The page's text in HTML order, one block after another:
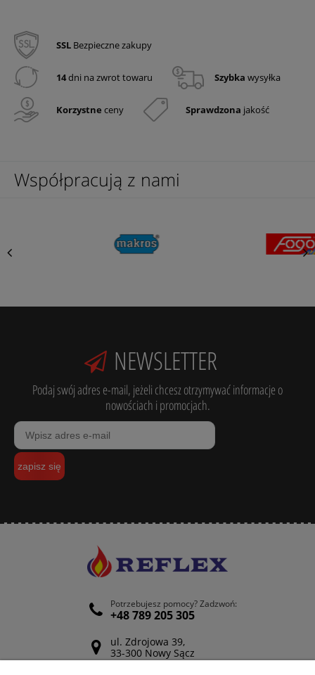
SSL Bezpieczne zakupy
14dni na zwrot towaru Szybka wysyłka
Korzystne ceny Sprawdzona jakość
Współpracują z nami
NEWSLETTER
Podaj swój adres e-mail, jeżeli chcesz otrzymywać informacje o
nowościach i promocjach.
zapisz się
Potrzebujesz pomocy? Zadzwoń:
+48 789 205 305
ul. Zdrojowa 39,
33-300 Nowy Sącz